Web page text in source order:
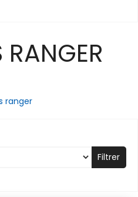
RANGER
ranger
Filtrer